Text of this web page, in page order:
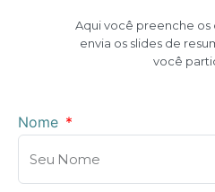
Aqui você preenche os
envia os slides de
você
Nome